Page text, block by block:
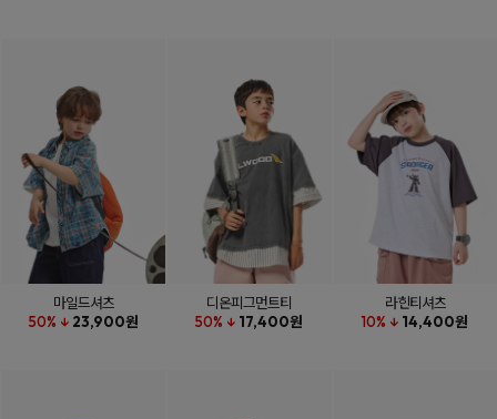
마일드셔츠
50% ↓ 23,900원
디온피그먼트티
50% ↓ 17,400원
라힌티셔츠
10% ↓ 14,400원